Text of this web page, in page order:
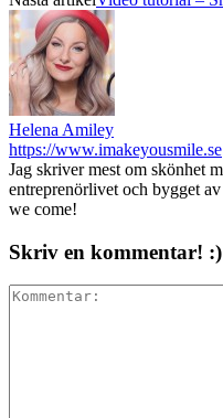
Helena Amiley
https://www.imakeyousmile.se
Jag skriver mest om skönhet
entreprenörlivet och bygget
we come!
Skriv en kommentar! :)